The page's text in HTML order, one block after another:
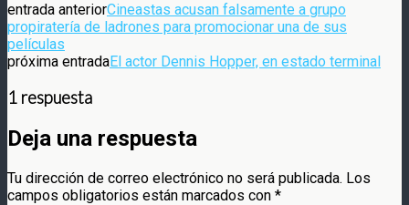
entrada anteriorCineastas acusan falsamente a grupo
propiratería de ladrones para promocionar una de sus
películas
próxima entradaEl actor Dennis Hopper, en estado terminal
1 respuesta
Deja una respuesta
Tu dirección de correo electrónico no será publicada. Los
campos obligatorios están marcados con *